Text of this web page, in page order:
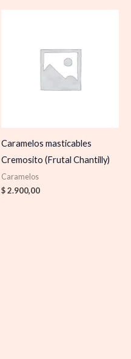
Caramelos masticables
Cremosito (Frutal Chantilly)
Caramelos
$2.900,00